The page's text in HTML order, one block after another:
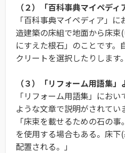
（２）「百科事典マイペディ
「百科事典マイペディア」
造建築の床組で地面から床束
にすえた根石」のことです。
クリートを選択したりします。
（３）「リフォーム用語集」
「リフォーム用語集」にお
ような文章で説明がされてい
「床束を載せるための石の
を使用する場合もある。床
配置される。」